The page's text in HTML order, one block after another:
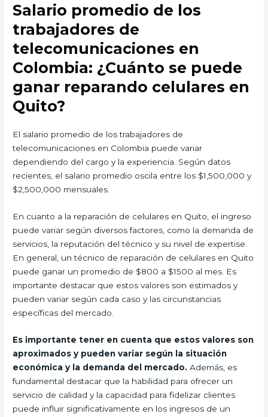
Salario promedio de los
trabajadores de
telecomunicaciones en
Colombia: ¿Cuánto se puede
ganar reparando celulares en
Quito?
El salario promedio de los trabajadores de
telecomunicaciones en Colombia puede variar
dependiendo del cargo y la experiencia. Según datos
recientes, el salario promedio oscila entre los $1,500,000 y
$2,500,000 mensuales.
En cuanto a la reparación de celulares en Quito, el ingreso
puede variar según diversos factores, como la demanda de
servicios, la reputación del técnico y su nivel de expertise.
En general, un técnico de reparación de celulares en Quito
puede ganar un promedio de $800 a $1500 al mes. Es
importante destacar que estos valores son estimados y
pueden variar según cada caso y las circunstancias
específicas del mercado.
Es importante tener en cuenta que estos valores son
aproximados y pueden variar según la situación
económica y la demanda del mercado. Además, es
fundamental destacar que la habilidad para ofrecer un
servicio de calidad y la capacidad para fidelizar clientes
puede influir significativamente en los ingresos de un